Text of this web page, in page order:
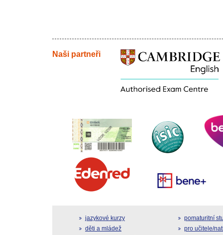
Naši partneři
jazykové kurzy
děti a mládež
pomaturitní
pro učitele/